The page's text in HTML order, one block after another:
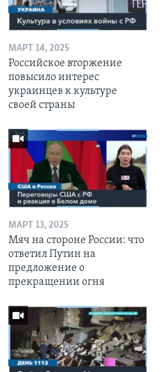
МАРТ 14, 2025
Российское вторжение
повысило интерес
украинцев к культуре
своей страны
МАРТ 13, 2025
Мяч на стороне России: что
ответил Путин на
предложение о
прекращении огня